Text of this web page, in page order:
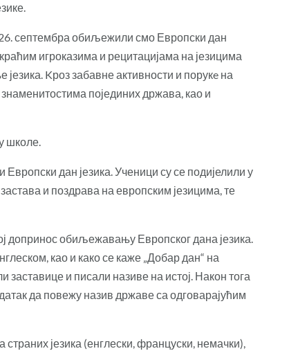
септембра обиљежили смо Европски дан
игроказима и рецитацијама на језицима
Kроз забавне активности и порукe на
појединих држава, као и
школе.
дан језика. Ученици су се подијелили у
и поздрава на европским језицима, те
допринос обиљежавању Европског дана језика.
као и како се каже „Добар дан“ на
заставице и писали називе на истој. Након тога
да повежу назив државе са одговарајућим
језика (енглески, француски, немачки),